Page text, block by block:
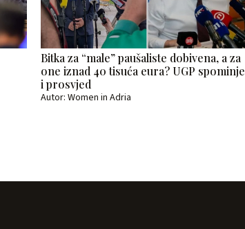
Bitka za “male” paušaliste dobivena, a za
one iznad 40 tisuća eura? UGP spominje
i prosvjed
Autor: Women in Adria